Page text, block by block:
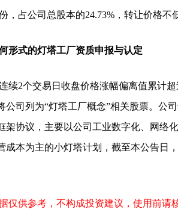
，占公司总股本的24.73%，转让价格不
形式的灯塔工厂资质申报与认定
续2个交易日收盘价格涨幅偏离值累计
司列为“灯塔工厂概念”相关股票。公
架协议，主要以公司工业数字化、网络
成本为主的小灯塔计划，截至本公告日
仅供参考，不构成投资建议，使用前请